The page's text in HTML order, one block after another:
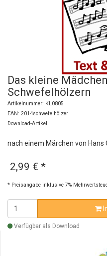
Das kleine
Schwefelhölzern
Artikelnummer: KL0805
EAN: 2014schwefelhölzer
Download-Artikel
nach einem Märchen von Hans
2,99 € *
* Preisangabe inklusive 7%
Verfügbar als Download